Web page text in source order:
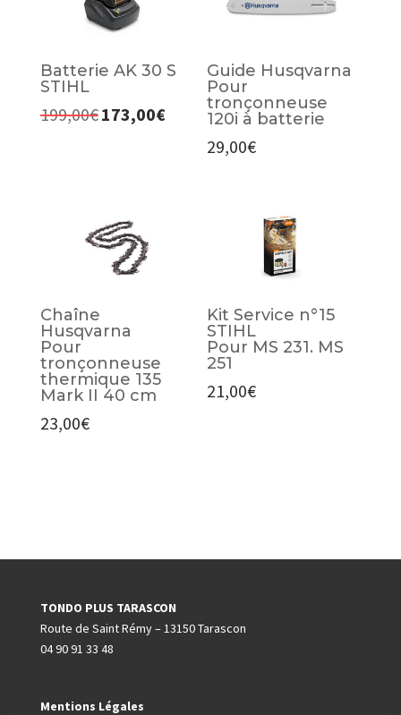
Batterie AK 30 S
STIHL
199,00€ Le
173,00€Le
Guide Husqvarna
Pour
tronçonneuse
120i à batterie
29,00€
Chaîne
Husqvarna
Pour
tronçonneuse
thermique 135
Mark II 40 cm
23,00€
Kit Service n°15
STIHL
Pour MS 231. MS
251
21,00€
TONDO PLUS TARASCON
Route de Saint Rémy – 13150 Tarascon
04 90 91 33 48
Mentions Légales